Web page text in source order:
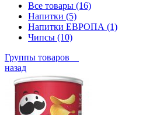
Все товары (16)
Напитки (5)
Напитки ЕВРОПА (1)
Чипсы (10)
Группы товаров
назад